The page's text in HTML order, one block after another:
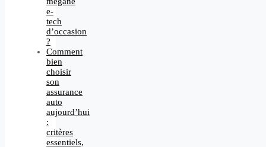
e-
tech
d’occasion
?
Comment
bien
choisir
son
assurance
auto
aujourd’hui
:
critères
essentiels,